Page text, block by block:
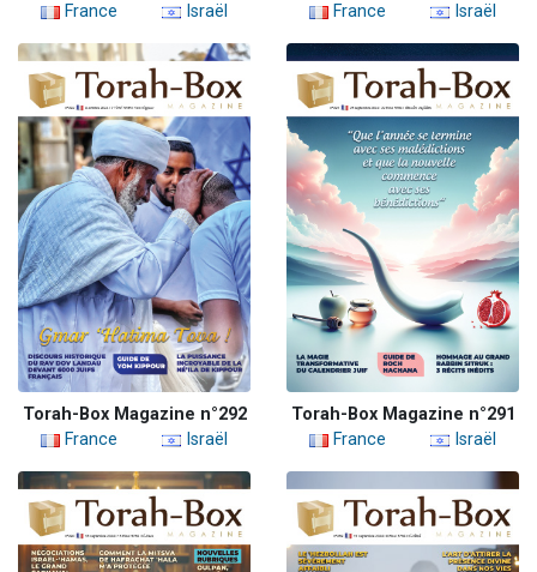
France
Israël
France
Israël
Torah-Box Magazine n°292
France
Israël
Torah-Box Magazine n°291
France
Israël